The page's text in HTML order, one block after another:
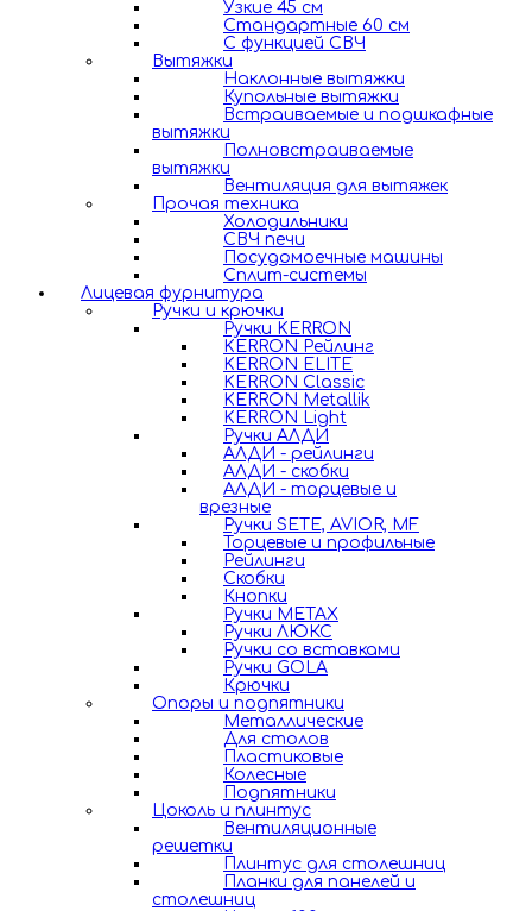
Узкие 45 см
Стандартные 60 см
С функцией СВЧ
Вытяжки
Наклонные вытяжки
Купольные вытяжки
Встраиваемые и подшкафные
вытяжки
Полновстраиваемые
вытяжки
Вентиляция для вытяжек
Прочая техника
Холодильники
СВЧ печи
Посудомоечные машины
Сплит-системы
Лицевая фурнитура
Ручки и крючки
Ручки KERRON
KERRON Рейлинг
KERRON ELITE
KERRON Classic
KERRON Metallik
KERRON Light
Ручки АЛДИ
АЛДИ - рейлинги
АЛДИ - скобки
АЛДИ - торцевые и
врезные
Ручки SETE, AVIOR, MF
Торцевые и профильные
Рейлинги
Скобки
Кнопки
Ручки METAX
Ручки ЛЮКС
Ручки со вставками
Ручки GOLA
Крючки
Опоры и подпятники
Металлические
Для столов
Пластиковые
Колесные
Подпятники
Цоколь и плинтус
Вентиляционные
решетки
Плинтус для столешниц
Планки для панелей и
столешниц